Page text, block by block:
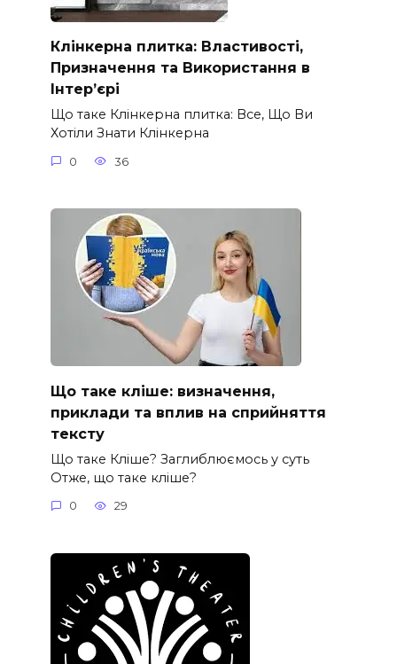
Клінкерна плитка: Властивості,
Призначення та Використання в
Інтер’єрі
Що таке Клінкерна плитка: Все, Що Ви
Хотіли Знати Клінкерна
0 36
Що таке кліше: визначення,
приклади та вплив на сприйняття
тексту
Що таке Кліше? Заглиблюємось у суть
Отже, що таке кліше?
0 29